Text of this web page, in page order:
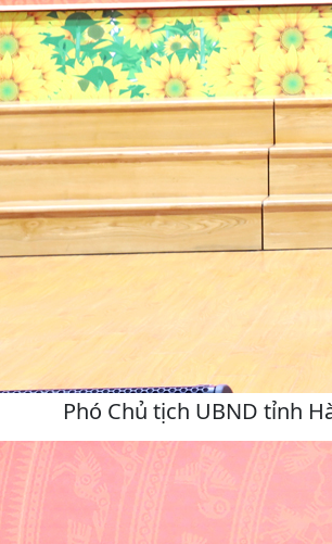
Phó Chủ tịch UBND tỉnh